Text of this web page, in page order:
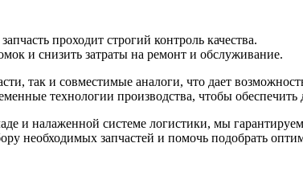
проходит строгий контроль качества.
и снизить затраты на ремонт и обслуживание.
так и совместимые аналоги, что дает
технологии производства, чтобы обеспечить
и налаженной системе логистики, мы
необходимых запчастей и помочь подобрать